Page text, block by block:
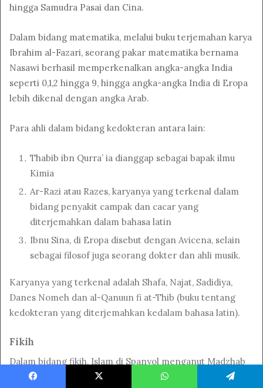
hingga Samudra Pasai dan Cina.
Dalam bidang matematika, melalui buku terjemahan karya
Ibrahim al-Fazari, seorang pakar matematika bernama
Nasawi berhasil memperkenalkan angka-angka India
seperti 0,1,2 hingga 9, hingga angka-angka India di Eropa
lebih dikenal dengan angka Arab.
Para ahli dalam bidang kedokteran antara lain:
Thabib ibn Qurra’ ia dianggap sebagai bapak ilmu
Kimia
Ar-Razi atau Razes, karyanya yang terkenal dalam
bidang penyakit campak dan cacar yang
diterjemahkan dalam bahasa latin
Ibnu Sina, di Eropa disebut dengan Avicena, selain
sebagai filosof juga seorang dokter dan ahli musik.
Karyanya yang terkenal adalah Shafa, Najat, Sadidiya,
Danes Nomeh dan al-Qanuun fi at-Thib (buku tentang
kedokteran yang diterjemahkan kedalam bahasa latin).
Fikih
Dalam bidang fikih, Islam di Spanyol menganut Madzhab
Maliki yang diperkenalkan pertama kali oleh Ziyad bin